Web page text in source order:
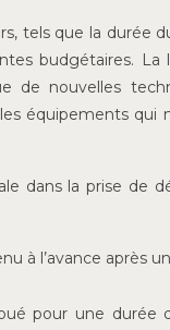
tels que la durée
budgétaires.
nouvelles
équipements qui
dans la prise de
à l’avance après
pour une durée